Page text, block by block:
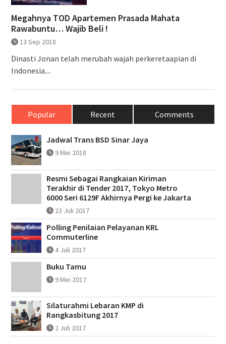
Megahnya TOD Apartemen Prasada Mahata
Rawabuntu… Wajib Beli !
13 Sep 2018
Dinasti Jonan telah merubah wajah perkeretaapian di
Indonesia....
Popular Recent Comments
Jadwal Trans BSD Sinar Jaya
9 Mei 2018
Resmi Sebagai Rangkaian Kiriman
Terakhir di Tender 2017, Tokyo Metro
6000 Seri 6129F Akhirnya Pergi ke Jakarta
23 Juli 2017
Polling Penilaian Pelayanan KRL
Commuterline
4 Juli 2017
Buku Tamu
9 Mei 2017
Silaturahmi Lebaran KMP di
Rangkasbitung 2017
2 Juli 2017